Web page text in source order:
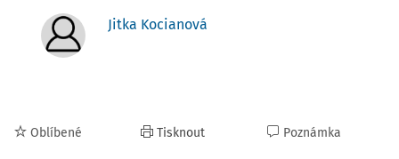
Jitka Kocianová
Oblíbené Tisknout Poznámka